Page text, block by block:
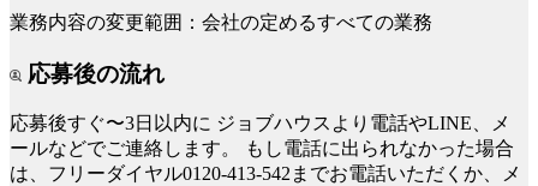
業務内容の変更範囲：会社の定めるすべての業務
応募後の流れ
応募後すぐ〜3日以内に ジョブハウスより電話やLINE、メ
ールなどでご連絡します。
もし電話に出られなかった場合
は、フリーダイヤル0120-413-542までお電話いただくか、メ